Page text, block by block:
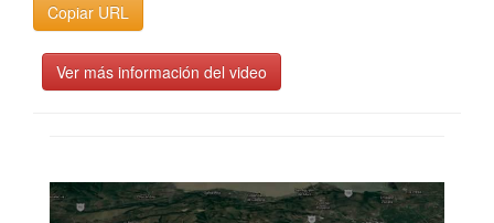
Copiar URL
Ver más información del video